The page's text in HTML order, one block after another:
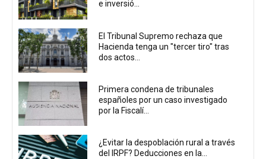
e inversió...
El Tribunal Supremo rechaza que
Hacienda tenga un "tercer tiro" tras
dos actos...
Primera condena de tribunales
españoles por un caso investigado
por la Fiscalí...
¿Evitar la despoblación rural a través
del IRPF? Deducciones en la...